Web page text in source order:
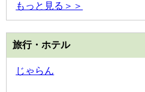
もっと見る＞＞
旅行・ホテル
じゃらん